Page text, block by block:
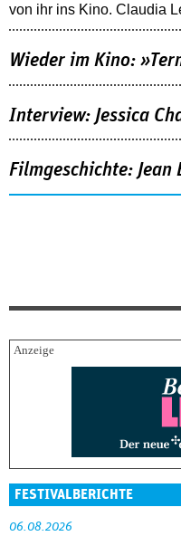
von ihr ins Kino. Claudia
Wieder im Kino:
Interview: Jessica
Filmgeschichte: Jean
FESTIVALBERICHTE
06.08.2026